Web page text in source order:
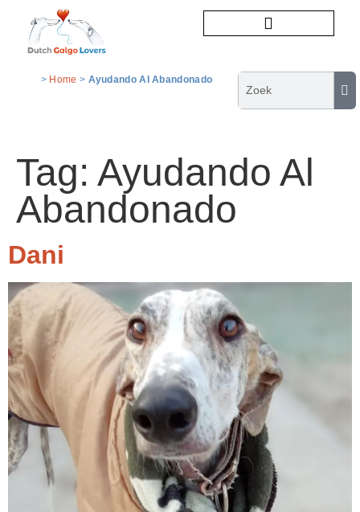
> Home > Ayudando Al Abandonado
Tag: Ayudando Al
Abandonado
Dani